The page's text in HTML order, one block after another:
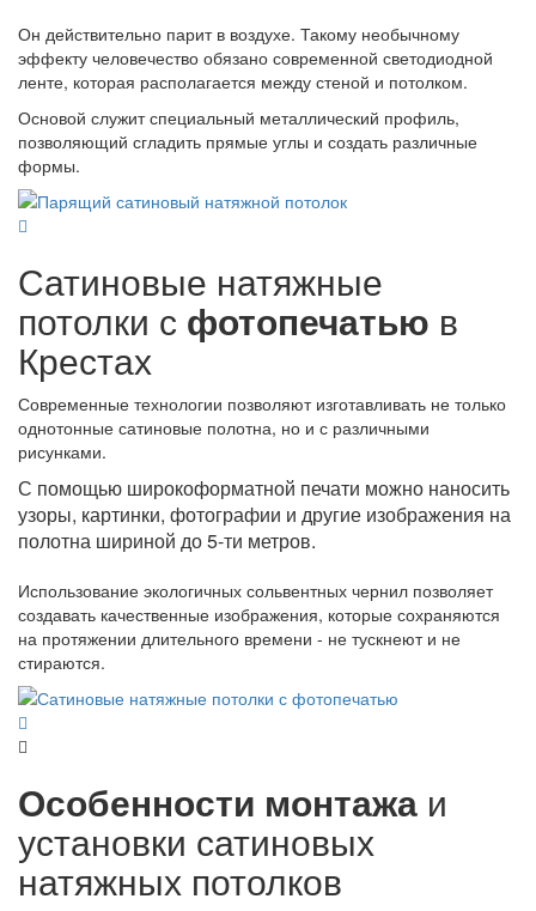
Он действительно парит в воздухе. Такому необычному
эффекту человечество обязано современной светодиодной
ленте, которая располагается между стеной и потолком.
Основой служит специальный металлический профиль,
позволяющий сгладить прямые углы и создать различные
формы.
Сатиновые натяжные
потолки с фотопечатью в
Крестах
Современные технологии позволяют изготавливать не только
однотонные сатиновые полотна, но и с различными
рисунками.
С помощью широкоформатной печати можно наносить
узоры, картинки, фотографии и другие изображения на
полотна шириной до 5-ти метров.
Использование экологичных сольвентных чернил позволяет
создавать качественные изображения, которые сохраняются
на протяжении длительного времени - не тускнеют и не
стираются.
Особенности монтажа и
установки сатиновых
натяжных потолков